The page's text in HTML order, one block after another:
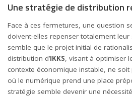
Une stratégie de distribution
Face à ces fermetures, une question
doivent-elles repenser totalement leur
semble que le projet initial de
distribution d’IKKS , visant à optimiser
contexte économique instable, ne
où le numérique prend une place
stratégie semble devenir une